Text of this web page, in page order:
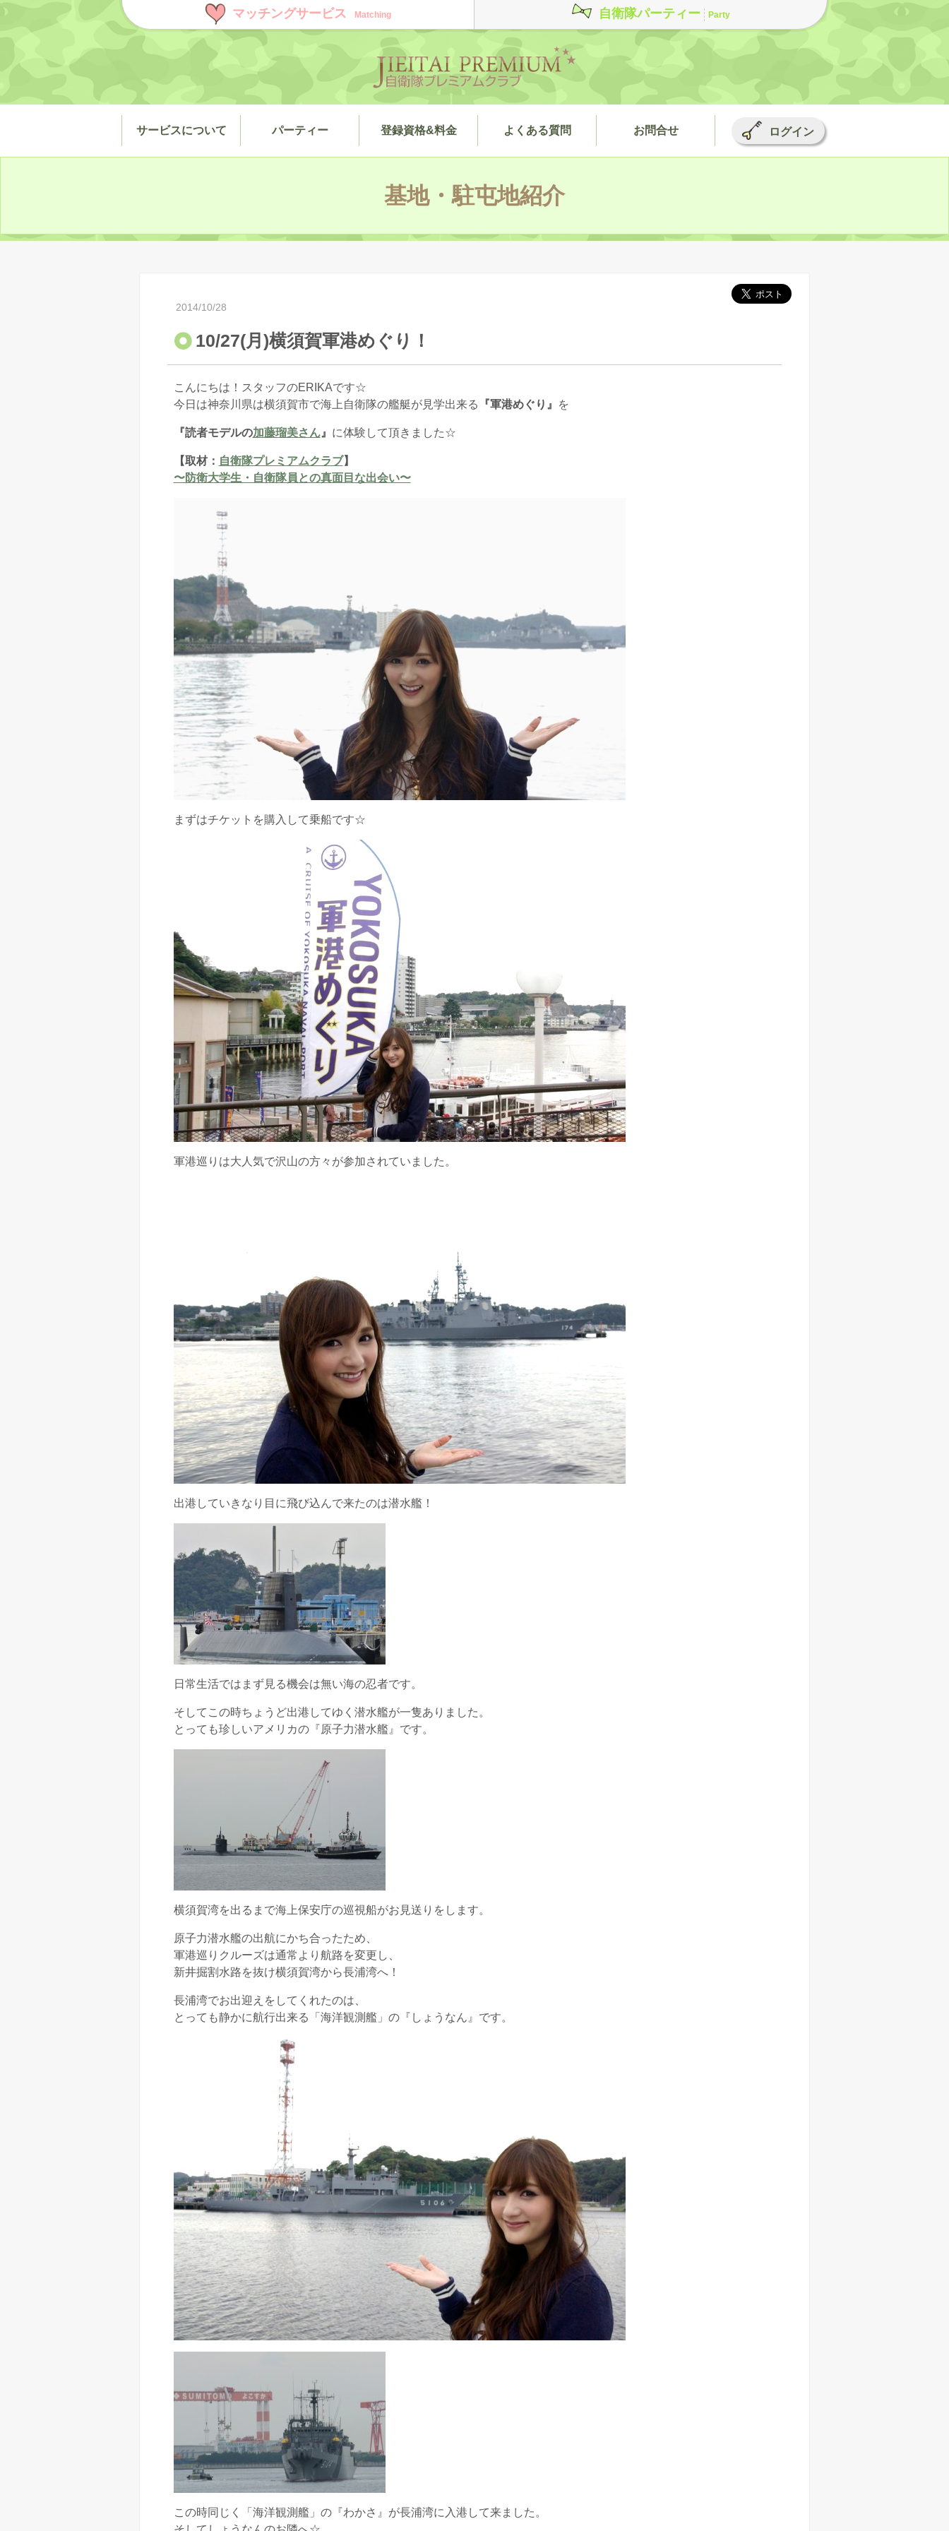
マッチングサービス Matching 自衛隊パーティー Party
サービスについて パーティー 登録資格&料金 よくある質問 お問合せ ログイン
基地・駐屯地紹介
2014/10/28
10/27(月)横須賀軍港めぐり！
こんにちは！スタッフのERIKAです☆
今日は神奈川県は横須賀市で海上自衛隊の艦艇が見学出来る 『軍港めぐり』 を
『読者モデルの加藤瑠美さん』 に体験して頂きました☆
【取材： 自衛隊プレミアムクラブ】
〜防衛大学生・自衛隊員との真面目な出会い〜
まずはチケットを購入して乗船です☆
軍港巡りは大人気で沢山の方々が参加されていました。
出港していきなり目に飛び込んで来たのは潜水艦！
日常生活ではまず見る機会は無い海の忍者です。
そしてこの時ちょうど出港してゆく潜水艦が一隻ありました。
とっても珍しいアメリカの『原子力潜水艦』です。
横須賀湾を出るまで海上保安庁の巡視船がお見送りをします。
原子力潜水艦の出航にかち合ったため、
軍港巡りクルーズは通常より航路を変更し、
新井掘割水路を抜け横須賀湾から長浦湾へ！
長浦湾でお出迎えをしてくれたのは、
とっても静かに航行出来る「海洋観測艦」の『しょうなん』です。
この時同じく「海洋観測艦」の『わかさ』が長浦湾に入港して来ました。